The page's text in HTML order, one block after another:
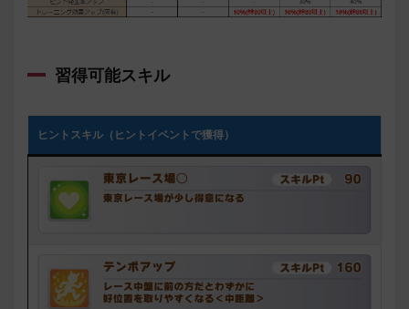
習得可能スキル
ヒントスキル（ヒントイベントで獲得）